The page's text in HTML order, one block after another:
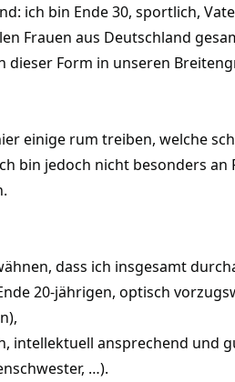
ich bin Ende 30, sportlich,
Frauen aus Deutschland
dieser Form in unseren
einige rum treiben, welche
bin jedoch nicht besonders
dass ich insgesamt
20-jährigen, optisch
intellektuell ansprechend und
…).